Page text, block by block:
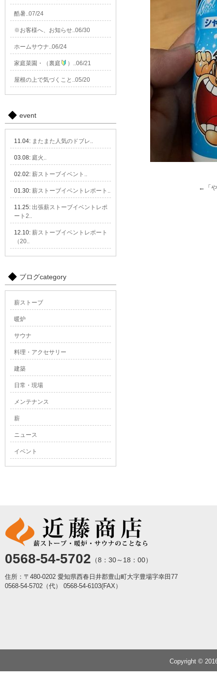
←「
酷暑..07/24
※お客様へ、お知らせ..06/30
ホームサウナ..06/24
家庭菜園・（裏庭 ）..06/21
屋根の上で気づくこと..05/20
event
11.04: またまた人気のドブレ..
03.08: 庭火..
02.02: 薪ストーブイベント..
01.30: 薪ストーブイベントレポート..
11.25: 出張薪ストーブイベントレポ
ート2..
12.10: 薪ストーブイベントレポート
（20..
ブログcategory
薪ストーブ
暖炉
サウナ
料理・アクセサリー
建築
日常・現場
メンテナンス
薪
ニュース
イベント
0568-54-5702 （8：30～18：00）
住所：〒480-0202 愛知県西春日井郡豊山町大字豊場字幸田77
0568-54-5702（代）
0568-54-6103(FAX）
Copyright ©